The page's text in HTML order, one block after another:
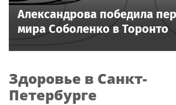
Александрова победила
мира Соболенко в Торонто
Здоровье в Санкт-
Петербурге